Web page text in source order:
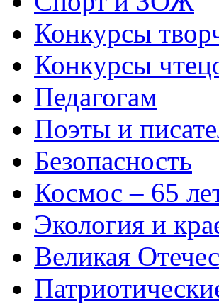
Конкурсы
Конкурсы
Педагогам
Поэты и
Безопасность
Космос – 65
Экология и
Великая